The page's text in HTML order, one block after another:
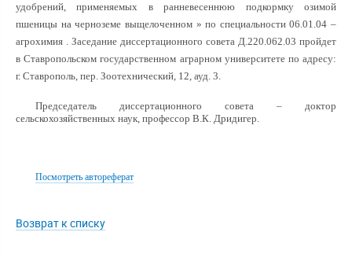
удобрений, применяемых в ранневесеннюю подкормку озимой
пшеницы на черноземе выщелоченном » по специальности 06.01.04 –
агрохимия . Заседание диссертационного совета Д.220.062.03 пройдет
вСтавропольском государственном аграрном университете по адресу:
г. Ставрополь, пер. Зоотехнический, 12, ауд. 3.
Председатель диссертационного совета – доктор
сельскохозяйственных наук, профессор В.К. Дридигер.
Посмотреть автореферат
Возврат к списку